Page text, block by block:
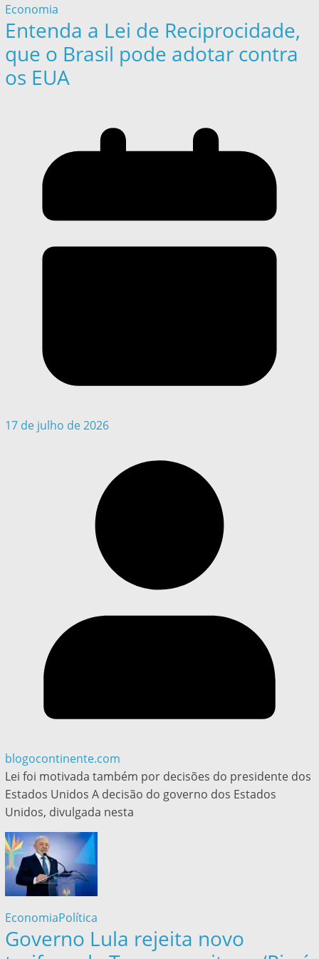
Economia
Entenda a Lei de Reciprocidade,
que o Brasil pode adotar contra
os EUA
17 de julho de 2026
blogocontinente.com
Lei foi motivada também por decisões do presidente dos
Estados Unidos A decisão do governo dos Estados
Unidos, divulgada nesta
EconomiaPolítica
Governo Lula rejeita novo